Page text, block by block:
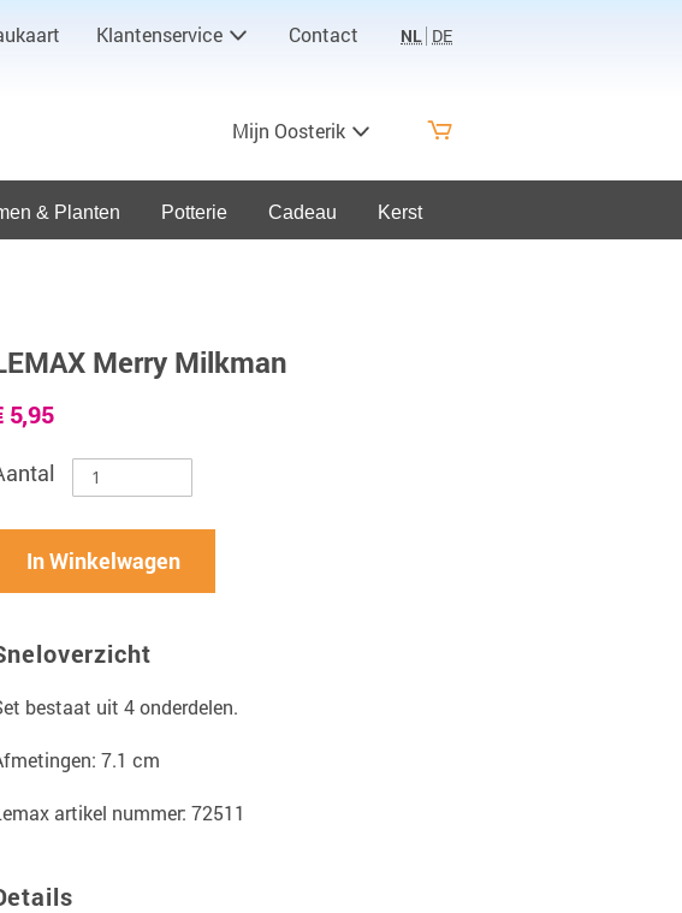
Klantenservice Contact NL DE
Mijn Oosterik
& Planten Potterie Cadeau Kerst
Merry Milkman
5,95
In Winkelwagen
bestaat uit 4 onderdelen.
7.1 cm
artikel nummer: 72511